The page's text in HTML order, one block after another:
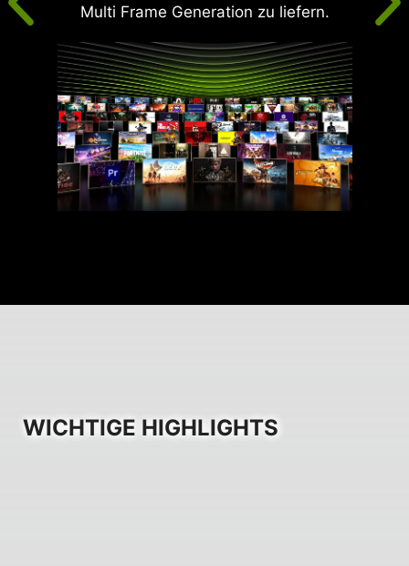
Multi Frame Generation zu liefern.
WICHTIGE HIGHLIGHTS